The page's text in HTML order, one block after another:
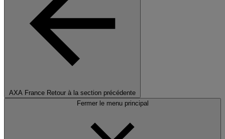
AXA France Retour à la section précédente
Fermer le menu principal